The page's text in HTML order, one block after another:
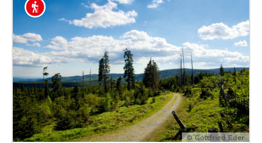
© Gottfried Eder